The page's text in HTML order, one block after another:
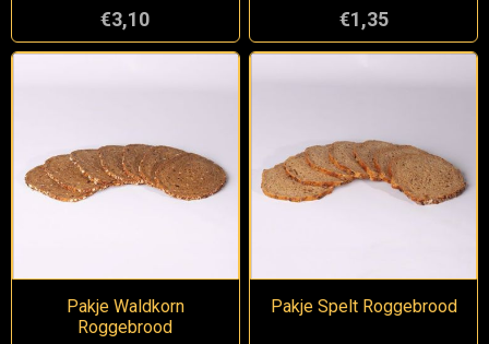
€3,10 €1,35
Pakje Waldkorn
Roggebrood
Pakje Spelt Roggebrood